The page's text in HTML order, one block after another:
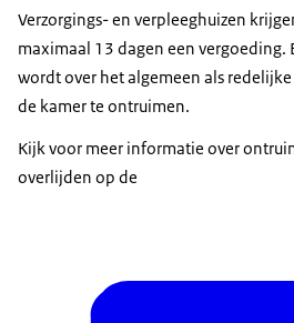
Verzorgings- en verpleeghuizen
maximaal 13 dagen een vergoeding.
wordt over het algemeen als
de kamer te ontruimen.
Kijk voor meer informatie over
overlijden op de